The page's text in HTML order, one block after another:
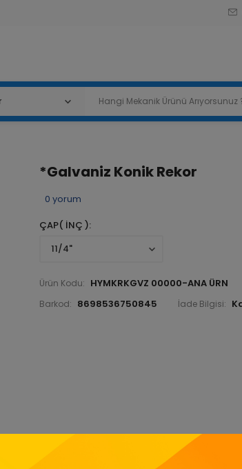
*Galvaniz Konik Rekor
0 yorum
ÇAP( İNÇ )
Ürün Kodu: HYMKRKGVZ 00000-ANA ÜRN
Barkod: 8698536750845 İade Bilgisi: